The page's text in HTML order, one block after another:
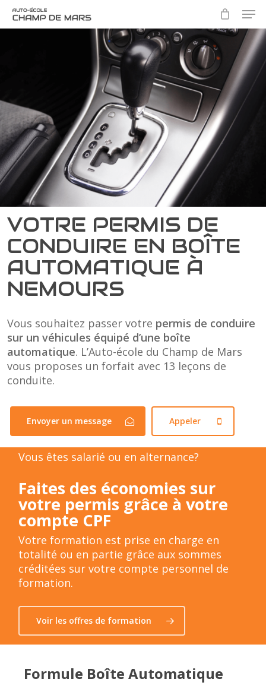
Skip
VOTRE PERMIS DE
CONDUIRE EN BOÎTE
AUTOMATIQUE À
NEMOURS
Vous souhaitez passer votre permis de conduire
sur un véhicules équipé d’une boîte
automatique. L’Auto-école du Champ de Mars
vous proposes un forfait avec 13 leçons de
conduite.
Envoyer un message Appeler
Vous êtes salarié ou en alternance?
Faites des économies sur
votre permis grâce à votre
compte CPF
Votre formation est prise en charge en
totalité ou en partie grâce aux sommes
créditées sur votre compte personnel de
formation.
Voir les offres de formation
Formule Boîte Automatique
Close
Menu